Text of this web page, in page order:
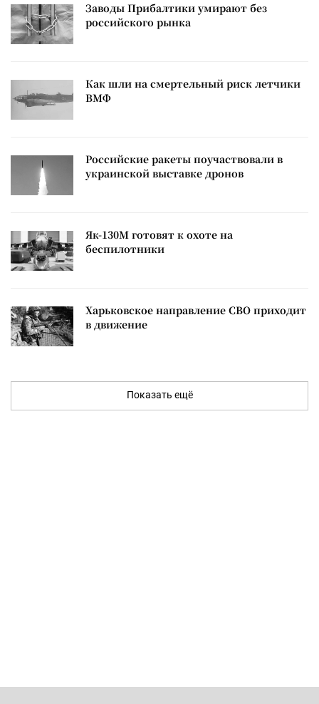
Заводы Прибалтики умирают без
российского рынка
Как шли на смертельный риск летчики
ВМФ
Российские ракеты поучаствовали в
украинской выставке дронов
Як-130М готовят к охоте на
беспилотники
Харьковское направление СВО приходит
в движение
Показать ещё